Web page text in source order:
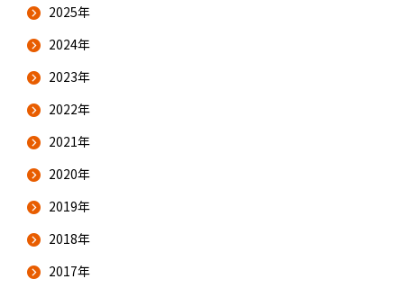
2025年
2024年
2023年
2022年
2021年
2020年
2019年
2018年
2017年